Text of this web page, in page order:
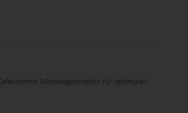
Schneidgeometrie für optimales